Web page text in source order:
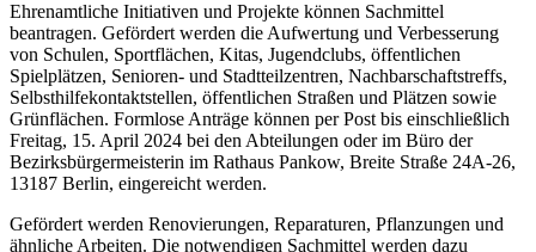
Ehrenamtliche Initiativen und Projekte können Sachmittel
beantragen. Gefördert werden die Aufwertung und Verbesserung
von Schulen, Sportflächen, Kitas, Jugendclubs, öffentlichen
Spielplätzen, Senioren- und Stadtteilzentren, Nachbarschaftstreffs,
Selbsthilfekontaktstellen, öffentlichen Straßen und Plätzen sowie
Grünflächen. Formlose Anträge können per Post bis einschließlich
Freitag, 15. April 2024 bei den Abteilungen oder im Büro der
Bezirksbürgermeisterin im Rathaus Pankow, Breite Straße 24A-26,
13187 Berlin, eingereicht werden.
Gefördert werden Renovierungen, Reparaturen, Pflanzungen und
ähnliche Arbeiten. Die notwendigen Sachmittel werden dazu